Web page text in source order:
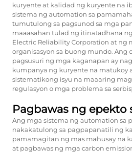
kuryente at kalidad ng kuryente na
sistema ng automation sa
tumutulong sa pagsunod sa mga
maaasahan tulad ng itinatadhana
Electric Reliability Corporation at ng
organisasyon sa buong mundo. Ang
pagsusuri ng mga kaganapan ay
kumpanya ng kuryente na matukoy
sistematikong isyu na maaaring
regulasyon o mga problema sa
Pagbawas ng epekto
Ang mga sistema ng automation sa
nakakatulong sa pagpapanatili ng
pamamagitan ng mas mahusay na
at pagbawas ng mga carbon